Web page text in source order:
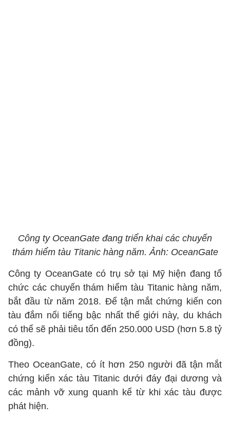
Công ty OceanGate đang triển khai các chuyến
thám hiểm tàu Titanic hàng năm. Ảnh: OceanGate
Công ty OceanGate có trụ sở tại Mỹ hiện đang tổ
chức các chuyến thám hiểm tàu Titanic hàng năm,
bắt đầu từ năm 2018. Để tận mắt chứng kiến con
tàu đắm nổi tiếng bậc nhất thế giới này, du khách
có thể sẽ phải tiêu tốn đến 250.000 USD (hơn 5.8 tỷ
đồng).
Theo OceanGate, có ít hơn 250 người đã tận mắt
chứng kiến xác ​​tàu Titanic dưới đáy đại dương và
các mảnh vỡ xung quanh kể từ khi xác tàu được
phát hiện.